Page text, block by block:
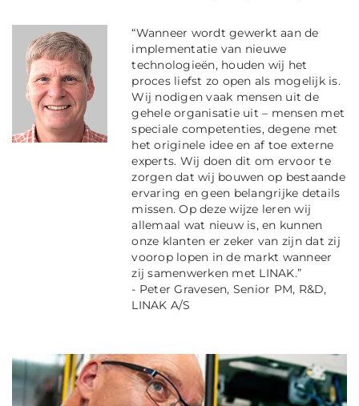
“Wanneer wordt gewerkt aan de
implementatie van nieuwe
technologieën, houden wij het
proces liefst zo open als mogelijk is.
Wij nodigen vaak mensen uit de
gehele organisatie uit – mensen met
speciale competenties, degene met
het originele idee en af toe externe
experts. Wij doen dit om ervoor te
zorgen dat wij bouwen op bestaande
ervaring en geen belangrijke details
missen. Op deze wijze leren wij
allemaal wat nieuw is, en kunnen
onze klanten er zeker van zijn dat zij
voorop lopen in de markt wanneer
zij samenwerken met LINAK.”
- Peter Gravesen, Senior PM, R&D,
LINAK A/S